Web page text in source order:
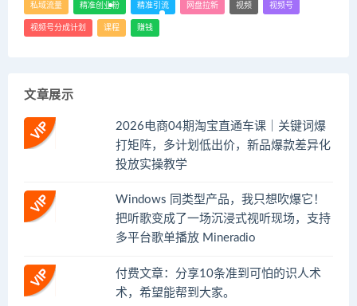
私域流量 精准创业粉 精准引流 网盘拉新 视频 视频号
视频号分成计划 课程 赚钱
文章展示
2026电商04期淘宝直通车课｜关键词爆
打矩阵，多计划低出价，新品爆款差异化
投放实操教学
Windows 同类型产品，我只想吹爆它！
把听歌变成了一场沉浸式视听现场，支持
多平台歌单播放 Mineradio
付费文章：分享10条准到可怕的识人术
术，希望能帮到大家。